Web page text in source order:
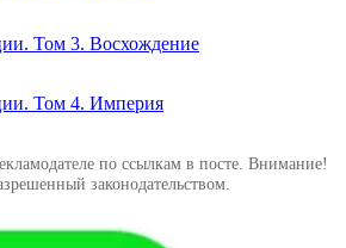
Том 3. Восхождение
Том 4. Империя
по ссылкам в посте. Внимание!
законодательством.